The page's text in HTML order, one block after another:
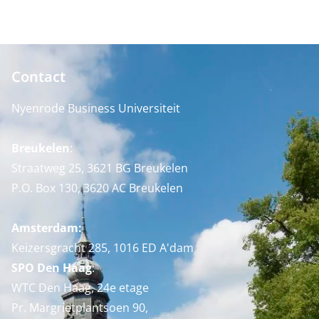
Contact
Nyenrode Business Universiteit
Breukelen:
Straatweg 25, 3621 BG Breukelen
P.O. Box 130, 3620 AC Breukelen
Amsterdam:
Keizersgracht 285, 1016 ED A'dam
SPO Den Haag:
WTC Den Haag, 24e etage
Pr. Margrietplantsoen 90,